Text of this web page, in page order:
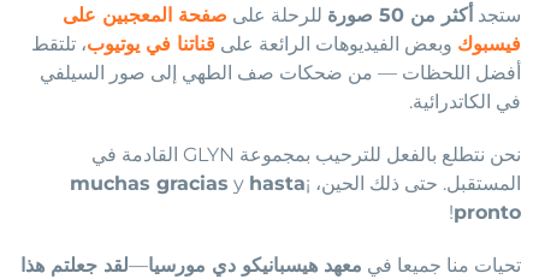
ستجد أكثر من 50 صورة للرحلة على صفحة المعجبين على
فيسبوكوبعض الفيديوهات الرائعة على قناتنا في يوتيوب، تلتقط
أفضل اللحظات — من ضحكات صف الطهي إلى صور السيلفي
في الكاتدرائية.
نحن نتطلع بالفعل للترحيب بمجموعة GLYN القادمة في
المستقبل. حتى ذلك الحين، ¡
muchas graciasyhasta
pronto
!
تحيات منا جميعا في معهد هيسبانيكو دي مورسيا—لقد جعلتم هذا